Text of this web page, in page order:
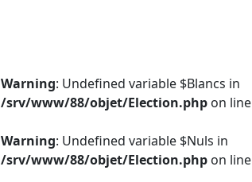
Warning: Undefined variable $Blancs in
/srv/www/88/objet/Election.php on line
Warning: Undefined variable $Nuls in
/srv/www/88/objet/Election.php on line